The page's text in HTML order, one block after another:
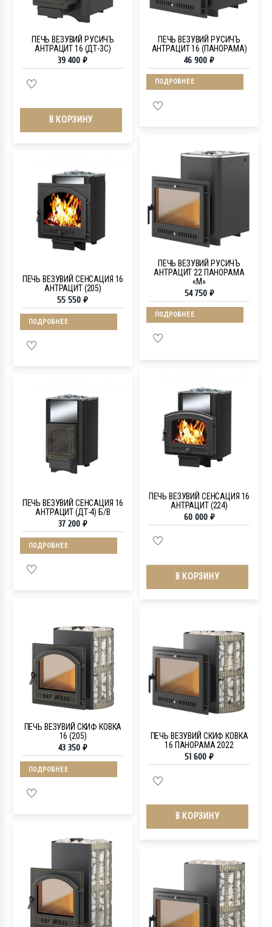
ПЕЧЬ ВЕЗУВИЙ РУСИЧЪ
АНТРАЦИТ 16 (ДТ-3С)
39 400₽
В КОРЗИНУ
ПЕЧЬ ВЕЗУВИЙ РУСИЧЪ
АНТРАЦИТ 16 (ПАНОРАМА)
46 900 ₽
ПОДРОБНЕЕ
ПЕЧЬ ВЕЗУВИЙ РУСИЧЪ
АНТРАЦИТ 22 ПАНОРАМА
«М»
54 750 ₽
ПОДРОБНЕЕ
ПЕЧЬ ВЕЗУВИЙ СЕНСАЦИЯ 16
АНТРАЦИТ (205)
55 550₽
ПОДРОБНЕЕ
ПЕЧЬ ВЕЗУВИЙ СЕНСАЦИЯ 16
АНТРАЦИТ (224)
60 000 ₽
В КОРЗИНУ
ПЕЧЬ ВЕЗУВИЙ СЕНСАЦИЯ 16
АНТРАЦИТ (ДТ-4) Б/В
37 200 ₽
ПОДРОБНЕЕ
ПЕЧЬ ВЕЗУВИЙ СКИФ КОВКА
16 (205)
43 350 ₽
ПОДРОБНЕЕ
ПЕЧЬ ВЕЗУВИЙ СКИФ КОВКА
16 ПАНОРАМА 2022
51 600 ₽
В КОРЗИНУ